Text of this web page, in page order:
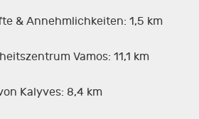
& Annehmlichkeiten: 1,5 km
Vamos: 11,1 km
Kalyves: 8,4 km